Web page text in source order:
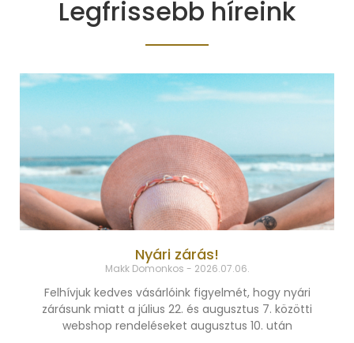
Legfrissebb híreink
Nyári zárás!
Makk Domonkos 2026.07.06.
Felhívjuk kedves vásárlóink figyelmét, hogy nyári
zárásunk miatt a július 22. és augusztus 7. közötti
webshop rendeléseket augusztus 10. után